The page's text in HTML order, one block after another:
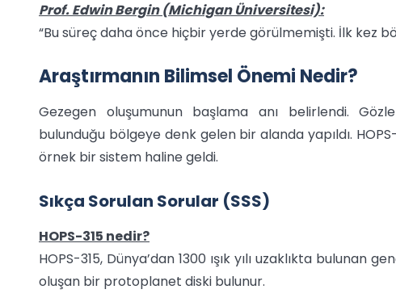
Prof. Edwin Bergin (Michigan Üniversitesi):
“Bu süreç daha önce hiçbir yerde görülmemişti. İlk kez
Araştırmanın Bilimsel Önemi Nedir?
Gezegen oluşumunun başlama anı belirlendi.
bulunduğu bölgeye denk gelen bir alanda yapıldı.
örnek bir sistem haline geldi.
Sıkça Sorulan Sorular (SSS)
HOPS-315 nedir?
HOPS-315, Dünya’dan 1300 ışık yılı uzaklıkta bulunan
oluşan bir protoplanet diski bulunur.